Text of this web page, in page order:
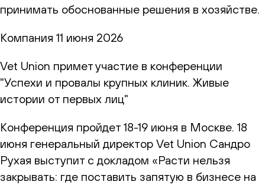
принимать обоснованные решения в хозяйстве.
Компания 11 июня 2026
Vet Union примет участие в конференции
"Успехи и провалы крупных клиник. Живые
истории от первых лиц"
Конференция пройдет 18-19 июня в Москве. 18
июня генеральный директор Vet Union Сандро
Рухая выступит с докладом «Расти нельзя
закрывать: где поставить запятую в бизнесе на